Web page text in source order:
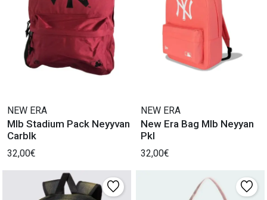
NEW ERA
Mlb Stadium Pack Neyyvan
Carblk
32,00€
NEW ERA
New Era Bag Mlb Neyyan
Pkl
32,00€